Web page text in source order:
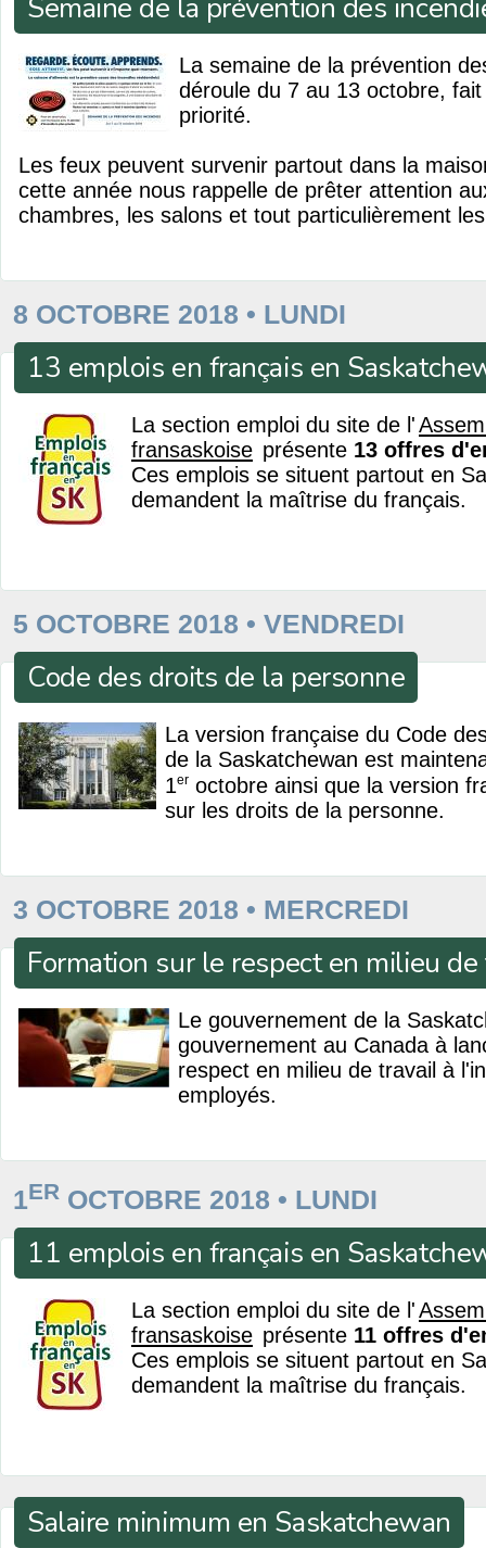
Semaine de la prévention des
La semaine de la prévention
déroule du 7 au 13 octobre,
priorité.
Les feux peuvent survenir partout dans la
cette année nous rappelle de prêter attention
chambres, les salons et tout particulièrement
8 OCTOBRE 2018 • LUNDI
13 emplois en français en
La section emploi du site de l'
fransaskoise présente 13 offres
Ces emplois se situent partout en
demandent la maîtrise du français.
5 OCTOBRE 2018 • VENDREDI
Code des droits de la personne
La version française du Code
de la Saskatchewan est
1er octobre ainsi que la version
sur les droits de la personne.
3 OCTOBRE 2018 • MERCREDI
Formation sur le respect en milieu
Le gouvernement de la
gouvernement au Canada à
respect en milieu de travail à
employés.
1ER OCTOBRE 2018 • LUNDI
11 emplois en français en
La section emploi du site de l'
fransaskoise présente 11 offres
Ces emplois se situent partout en
demandent la maîtrise du français.
Salaire minimum en Saskatchewan